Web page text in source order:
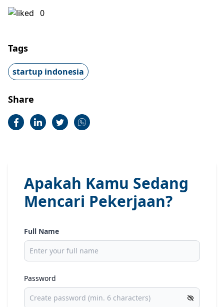
0
Tags
startup indonesia
Share
Apakah Kamu Sedang
Mencari Pekerjaan?
Full Name
Password